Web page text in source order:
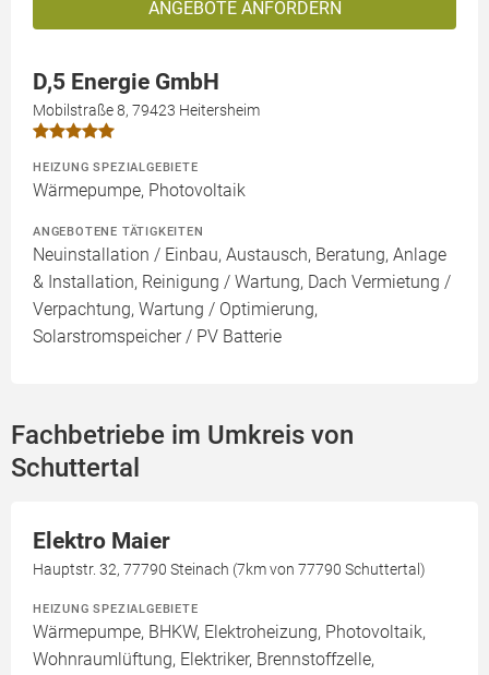
ANGEBOTE ANFORDERN
D,5 Energie GmbH
Mobilstraße 8, 79423 Heitersheim
HEIZUNG SPEZIALGEBIETE
Wärmepumpe, Photovoltaik
ANGEBOTENE TÄTIGKEITEN
Neuinstallation / Einbau, Austausch, Beratung, Anlage
& Installation, Reinigung / Wartung, Dach Vermietung /
Verpachtung, Wartung / Optimierung,
Solarstromspeicher / PV Batterie
Fachbetriebe im Umkreis von
Schuttertal
Elektro Maier
Hauptstr. 32, 77790 Steinach (7km von 77790 Schuttertal)
HEIZUNG SPEZIALGEBIETE
Wärmepumpe, BHKW, Elektroheizung, Photovoltaik,
Wohnraumlüftung, Elektriker, Brennstoffzelle,